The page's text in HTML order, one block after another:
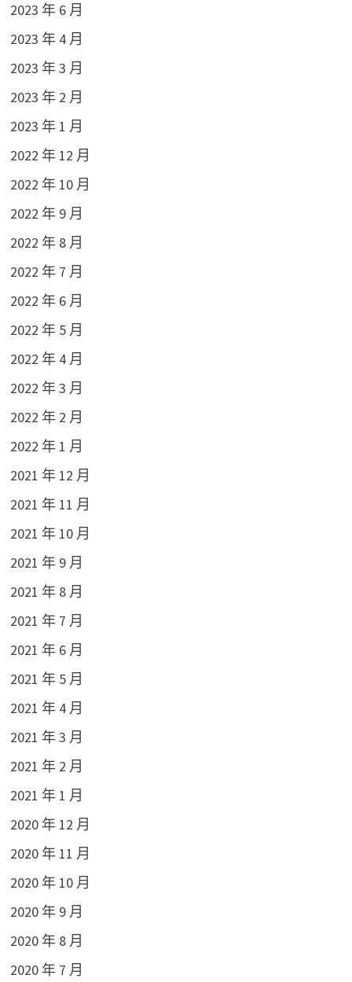
2023 年 6 月
2023 年 4 月
2023 年 3 月
2023 年 2 月
2023 年 1 月
2022 年 12 月
2022 年 10 月
2022 年 9 月
2022 年 8 月
2022 年 7 月
2022 年 6 月
2022 年 5 月
2022 年 4 月
2022 年 3 月
2022 年 2 月
2022 年 1 月
2021 年 12 月
2021 年 11 月
2021 年 10 月
2021 年 9 月
2021 年 8 月
2021 年 7 月
2021 年 6 月
2021 年 5 月
2021 年 4 月
2021 年 3 月
2021 年 2 月
2021 年 1 月
2020 年 12 月
2020 年 11 月
2020 年 10 月
2020 年 9 月
2020 年 8 月
2020 年 7 月